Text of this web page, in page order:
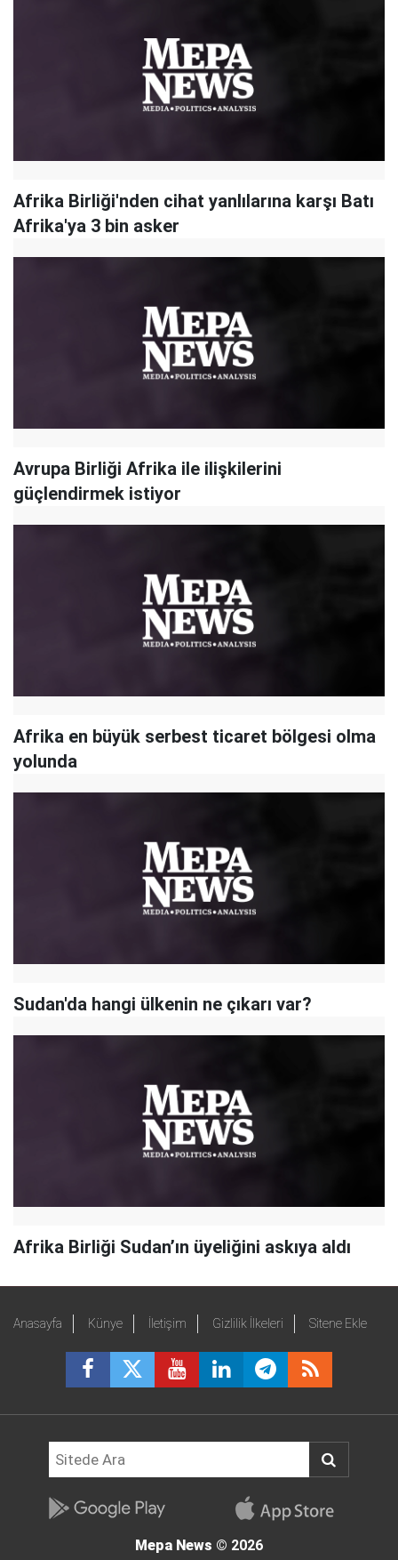
Afrika Birliği'nden cihat yanlılarına karşı Batı
Afrika'ya 3 bin asker
Avrupa Birliği Afrika ile ilişkilerini
güçlendirmek istiyor
Afrika en büyük serbest ticaret bölgesi olma
yolunda
Sudan'da hangi ülkenin ne çıkarı var?
Afrika Birliği Sudan’ın üyeliğini askıya aldı
Anasayfa Künye İletişim Gizlilik İlkeleri Sitene Ekle
Mepa News © 2026